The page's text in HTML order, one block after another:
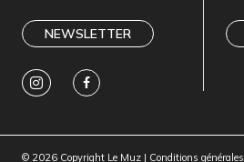
NEWSLETTER
© 2026 Copyright Le Muz | Conditions générales